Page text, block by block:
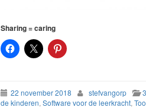
Sharing = caring
22 november 2018 stefvangorp
de kinderen, Software voor de leerkracht,